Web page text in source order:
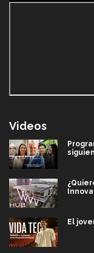
Videos
El